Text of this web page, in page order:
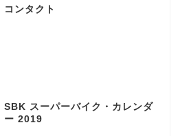
コンタクト
SBK スーパーバイク・カレンダ
ー 2019